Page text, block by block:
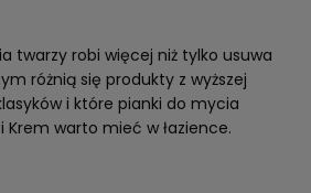
twarzy robi więcej niż tylko usuwa
różnią się produkty z wyższej
i które pianki do mycia
Krem warto mieć w łazience.